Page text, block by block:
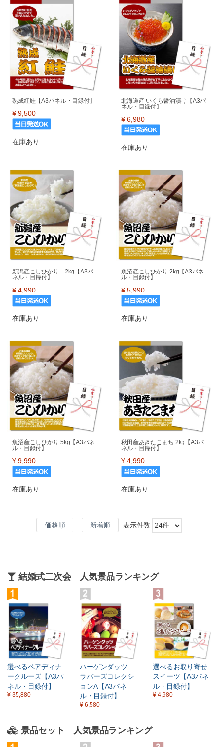
熟成紅鮭【A3パネル・目録付】
¥ 9,500
在庫あり
北海道産 いくら醤油漬け【A3パ
ネル・目録付】
¥ 6,980
在庫あり
新潟産こしひかり 2kg【A3パ
ネル・目録付】
¥ 4,990
在庫あり
魚沼産こしひかり 2kg【A3パネ
ル・目録付】
¥ 5,990
在庫あり
魚沼産こしひかり 5kg【A3パネ
ル・目録付】
¥ 9,990
在庫あり
秋田産あきたこまち 2kg【A3パ
ネル・目録付】
¥ 4,990
在庫あり
価格順 新着順 表示件数
結婚式二次会 人気景品ランキング
選べるペアディナ
ークルーズ【A3パ
ネル・目録付】
¥ 35,880
ハーゲンダッツ
ラバーズコレクシ
ョンA【A3パネ
ル・目録付】
¥ 6,580
選べるお取り寄せ
スイーツ【A3パネ
ル・目録付】
¥ 4,980
景品セット 人気景品ランキング